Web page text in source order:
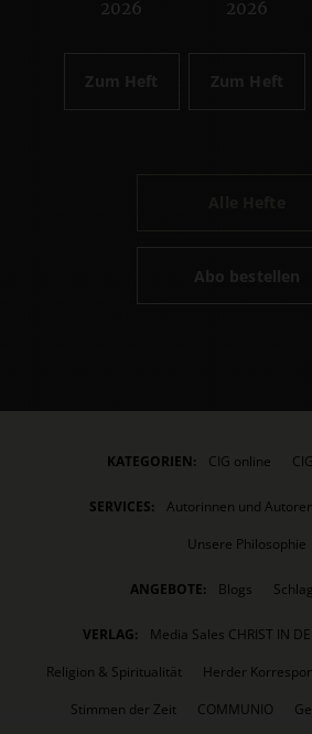
2026
Zum Heft
2026
Zum Heft
Abo bestellen
KATEGORIEN: CIG online
SERVICES: Autorinnen und Autoren
Unsere Philosophie
ANGEBOTE: Blogs
VERLAG:
Media Sales CHRIST IN
Religion & Spiritualität
Herder
Stimmen der Zeit
COMMUNIO